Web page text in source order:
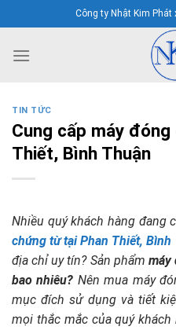
to
content
Công ty Nhật Kim
TIN TỨC
Cung cấp máy
Thiết, Bình Thuận
Nhiều quý khách hàng đang
chứng từ tại Phan Thiết, Bình
địa chỉ uy tín? Sản phẩm máy
bao nhiêu? Nên mua máy
mục đích sử dụng và tiết
mọi thắc mắc của quý